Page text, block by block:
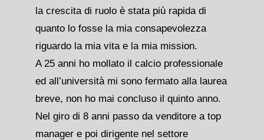
la crescita di ruolo è stata più rapida di
quanto lo fosse la mia consapevolezza
riguardo la mia vita e la mia mission.
A 25 anni ho mollato il calcio professionale
ed all’università mi sono fermato alla laurea
breve, non ho mai concluso il quinto anno.
Nel giro di 8 anni passo da venditore a top
manager e poi dirigente nel settore